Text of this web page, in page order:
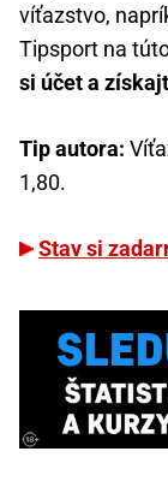
víťazstvo,
Tipsport na
si účet a
Tip autora:
1,80.
Stav si